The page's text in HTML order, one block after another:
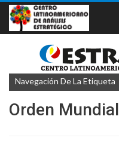
Navegación De La Etiqueta
Orden Mundial